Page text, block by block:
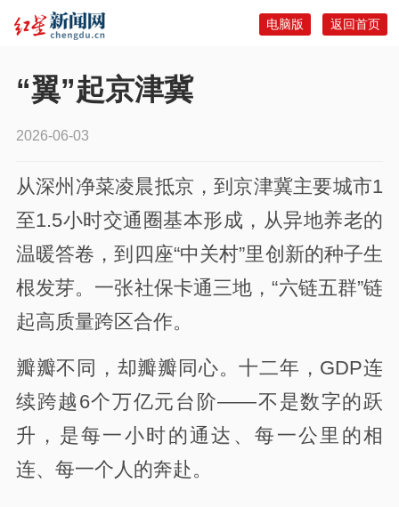
返回首页
电脑版
“翼”起京津冀
2026-06-03
从深州净菜凌晨抵京，到京津冀主要城市1
至1.5小时交通圈基本形成，从异地养老的
温暖答卷，到四座“中关村”里创新的种子生
根发芽。一张社保卡通三地，“六链五群”链
起高质量跨区合作。
瓣瓣不同，却瓣瓣同心。十二年，GDP连
续跨越6个万亿元台阶——不是数字的跃
升，是每一小时的通达、每一公里的相
连、每一个人的奔赴。